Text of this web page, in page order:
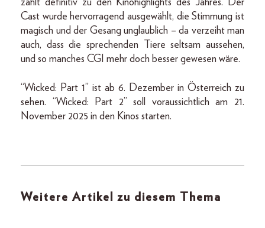
zählt definitiv zu den Kinohighlights des Jahres. Der
Cast wurde hervorragend ausgewählt, die Stimmung ist
magisch und der Gesang unglaublich – da verzeiht man
auch, dass die sprechenden Tiere seltsam aussehen,
und so manches CGI mehr doch besser gewesen wäre.
“Wicked: Part 1” ist ab 6. Dezember in Österreich zu
sehen. “Wicked: Part 2” soll voraussichtlich am 21.
November 2025 in den Kinos starten.
Weitere Artikel zu diesem Thema